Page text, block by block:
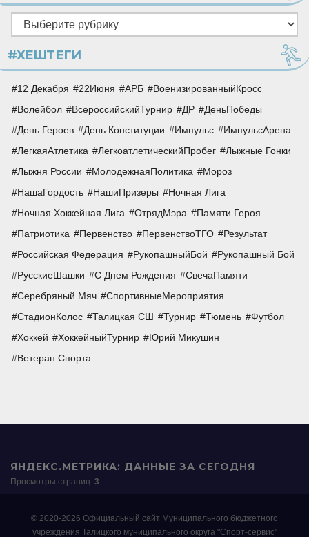
Рубрики
#ХЕШТЕГИ
12 Декабря 22Июня АРБ
ВоенизированныйКросс
Волейбол
ВсероссийскийТурнир ДР
ДеньПобеды
День Героев
День Конституции Импульс
ИмпульсАрена
ЛегкаяАтлетика
ЛегкоатлетическийПробег
Лыжные Гонки
Лыжня России
МолодежнаяПолитика
Мороз
НашаГордость
НашиПризеры
Ночная Лига
Ночная Хоккейная Лига
ОтрядМэра
Памяти Героя
Патриотика
Первенство ПервенствоТГО
Результат
Российская Федерация
РукопашныйБой
Рукопашный Бой
РусскиеШашки
С Днем Рождения
СвечаПамяти
Серебряный Мяч
СпортивныеМероприятия
СтадионКолос
Талицкая СШ Турнир Тюмень
Футбол
Хоккей
ХоккейныйТурнир
Юрий Микушин
Ветеран Спорта
ЯНДЕКС.МЕТРИКА: ДАННЫЕ ЗА СЕГОДНЯ
Просмотры страниц: 3
© 2020-2026 Официальный сайт Муниципального бюджетного
учреждения Талицкого муниципального округа "Спорт-сервис"